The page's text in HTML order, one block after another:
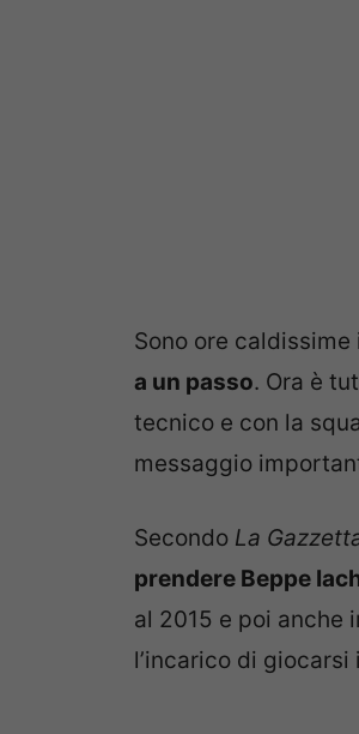
Sono ore caldissime
a un passo. Ora è
tecnico e con la
messaggio
Secondo La
prendere Beppe
al 2015 e poi anche
l’incarico di